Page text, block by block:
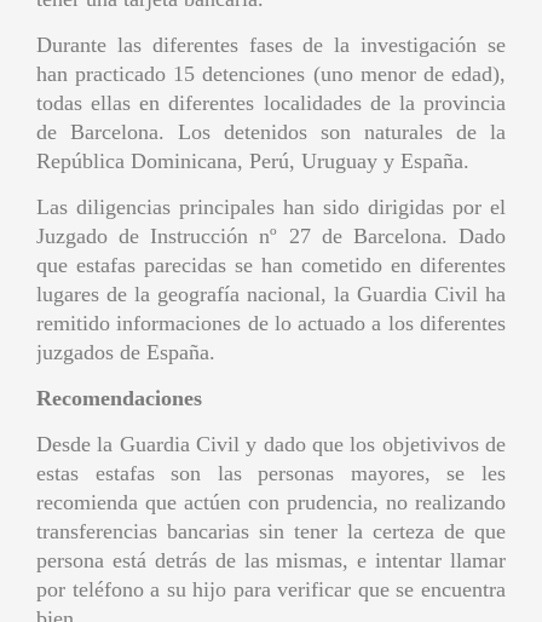
Durante las diferentes fases de la investigación se
han practicado 15 detenciones (uno menor de edad),
todas ellas en diferentes localidades de la provincia
de Barcelona. Los detenidos son naturales de la
República Dominicana, Perú, Uruguay y España.
Las diligencias principales han sido dirigidas por el
Juzgado de Instrucción nº 27 de Barcelona. Dado
que estafas parecidas se han cometido en diferentes
lugares de la geografía nacional, la Guardia Civil ha
remitido informaciones de lo actuado a los diferentes
juzgados de España.
Recomendaciones
Desde la Guardia Civil y dado que los objetivivos de
estas estafas son las personas mayores, se les
recomienda que actúen con prudencia, no realizando
transferencias bancarias sin tener la certeza de que
persona está detrás de las mismas, e intentar llamar
por teléfono a su hijo para verificar que se encuentra